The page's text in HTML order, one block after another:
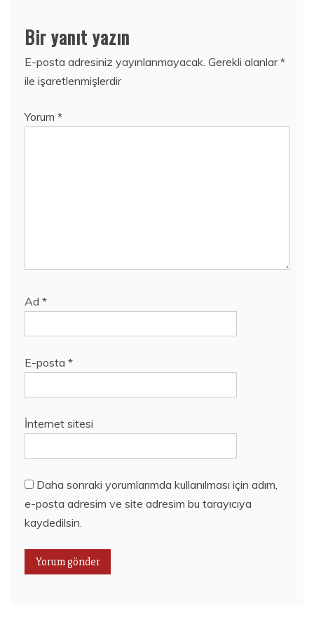
Bir yanıt yazın
E-posta adresiniz yayınlanmayacak. Gerekli alanlar*
ile işaretlenmişlerdir
Yorum *
Ad *
E-posta *
İnternet sitesi
Daha sonraki yorumlarımda kullanılması için adım,
e-posta adresim ve site adresim bu tarayıcıya
kaydedilsin.